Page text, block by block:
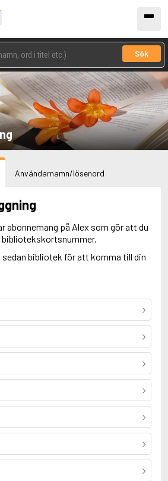
Sök
Användarnamn/lösenord
abonnemang på Alex som gör att du
bibliotekskortsnummer.
bibliotek för att komma till din